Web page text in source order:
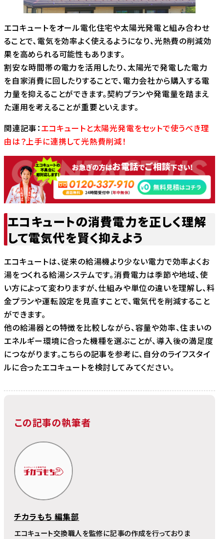
エコキュートをオール電化住宅や太陽光発電と組み合わせ
ることで、電気を効率よく使えるようになり、光熱費の削減効
果を高められる可能性もあります。
割安な時間帯の電力を活用したり、太陽光で発電した電力
を自家消費に回したりすることで、電力会社から購入する電
力量を抑えることができます。契約プランや発電量を踏まえ
た運用を考えることが重要といえます。
関連記事：エコキュートと太陽光発電をセットで使うべき理
由は？上手に連携して光熱費削減！
エコキュートの消費電力を正しく理解
して電気代を賢く抑えよう
エコキュートは、従来の給湯機より少ない電力で効率よくお
湯をつくれる給湯システムです。消費電力は季節や地域、使
い方によって変わりますが、仕組みや単位の違いを理解し、料
金プランや運転設定を見直すことで、電気代を削減すること
ができます。
他の給湯器との特徴を比較しながら、容量や効率、住まいの
エネルギー環境に合った機種を選ぶことが、導入後の満足度
につながります。こちらの記事を参考に、自分のライフスタイ
ルに合ったエコキュートを検討してみてください。
この記事の執筆者
チカラもち 編集部
エコキュート交換職人を監修に記事の作成を行っておりま